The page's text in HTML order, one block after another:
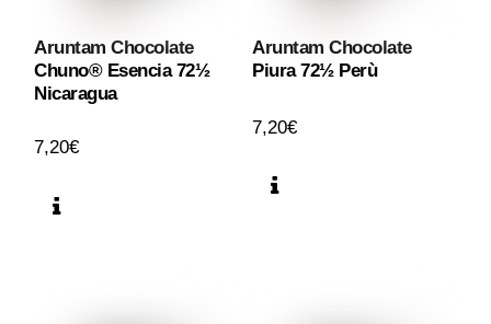
Aruntam Chocolate
Chuno® Esencia 72½
Nicaragua
7,20€
Aruntam Chocolate
Piura 72½ Perù
7,20€